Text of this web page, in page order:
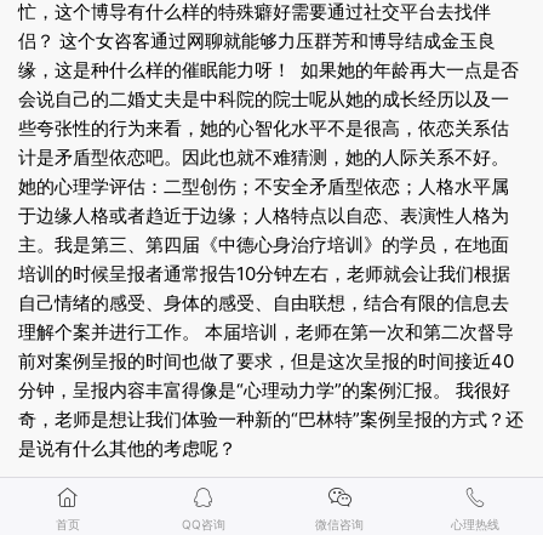
忙，这个博导有什么样的特殊癖好需要通过社交平台去找伴
侣？ 这个女咨客通过网聊就能够力压群芳和博导结成金玉良
缘，这是种什么样的催眠能力呀！ 如果她的年龄再大一点是否
会说自己的二婚丈夫是中科院的院士呢从她的成长经历以及一
些夸张性的行为来看，她的心智化水平不是很高，依恋关系估
计是矛盾型依恋吧。因此也就不难猜测，她的人际关系不好。
她的心理学评估：二型创伤；不安全矛盾型依恋；人格水平属
于边缘人格或者趋近于边缘；人格特点以自恋、表演性人格为
主。我是第三、第四届《中德心身治疗培训》的学员，在地面
培训的时候呈报者通常报告10分钟左右，老师就会让我们根据
自己情绪的感受、身体的感受、自由联想，结合有限的信息去
理解个案并进行工作。 本届培训，老师在第一次和第二次督导
前对案例呈报的时间也做了要求，但是这次呈报的时间接近40
分钟，呈报内容丰富得像是“心理动力学”的案例汇报。 我很好
奇，老师是想让我们体验一种新的“巴林特”案例呈报的方式？还
是说有什么其他的考虑呢？
首页 QQ咨询 微信咨询 心理热线